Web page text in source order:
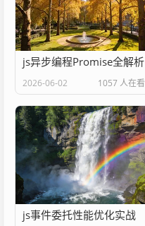
js异步编程Promise全解析
2026-06-02 1057 人在看
js事件委托性能优化实战